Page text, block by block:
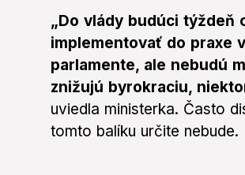
„Do vlády budúci
implementovať do praxe
parlamente, ale nebudú
znižujú byrokraciu,
uviedla ministerka. Často
tomto balíku určite nebude.